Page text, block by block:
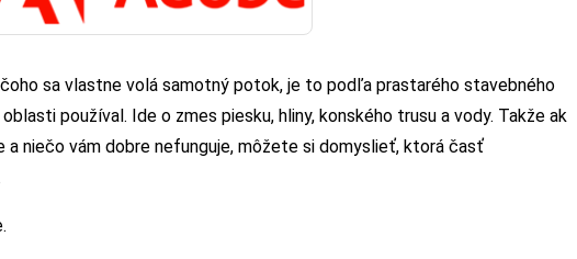
sa vlastne volá samotný potok, je to podľa prastarého stavebného
používal. Ide o zmes piesku, hliny, konského trusu a vody. Takže ak
a niečo vám dobre nefunguje, môžete si domyslieť, ktorá časť